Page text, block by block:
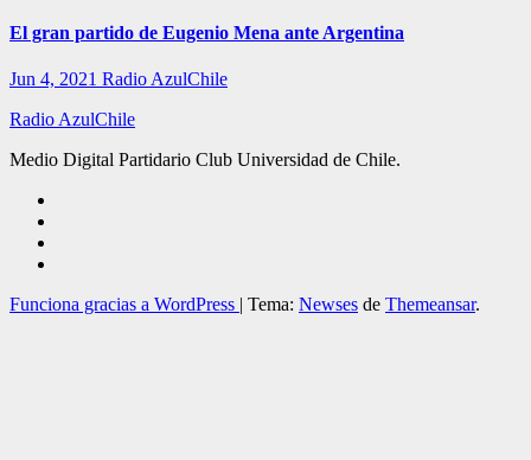
El gran partido de Eugenio Mena ante Argentina
Jun 4, 2021 Radio AzulChile
Radio AzulChile
Medio Digital Partidario Club Universidad de Chile.
Funciona gracias a WordPress | Tema: Newses de Themeansar.